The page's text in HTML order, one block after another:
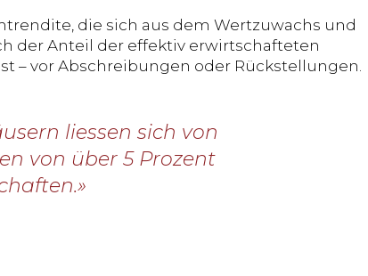
die sich aus dem Wertzuwachs und
der Anteil der effektiv erwirtschafteten
– vor Abschreibungen oder Rückstellungen.
liessen sich von
von über 5 Prozent